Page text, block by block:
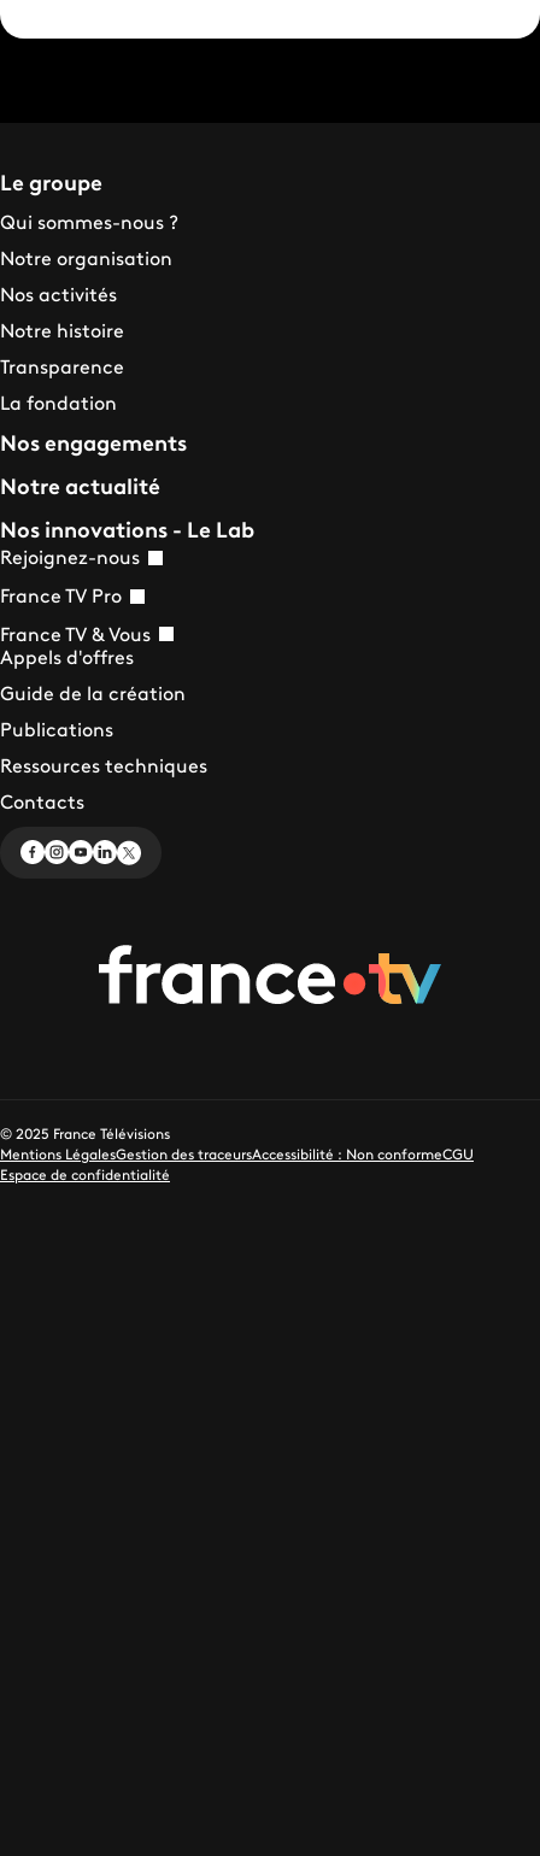
Le groupe
Qui sommes-nous ?
Notre organisation
Nos activités
Notre histoire
Transparence
La fondation
Nos engagements
Notre actualité
Nos innovations - Le Lab
Rejoignez-nous
France TV Pro
France TV & Vous
Appels d'offres
Guide de la création
Publications
Ressources techniques
Contacts
© 2025 France Télévisions
Mentions LégalesGestion des traceursAccessibilité : Non conformeCGU
Espace de confidentialité